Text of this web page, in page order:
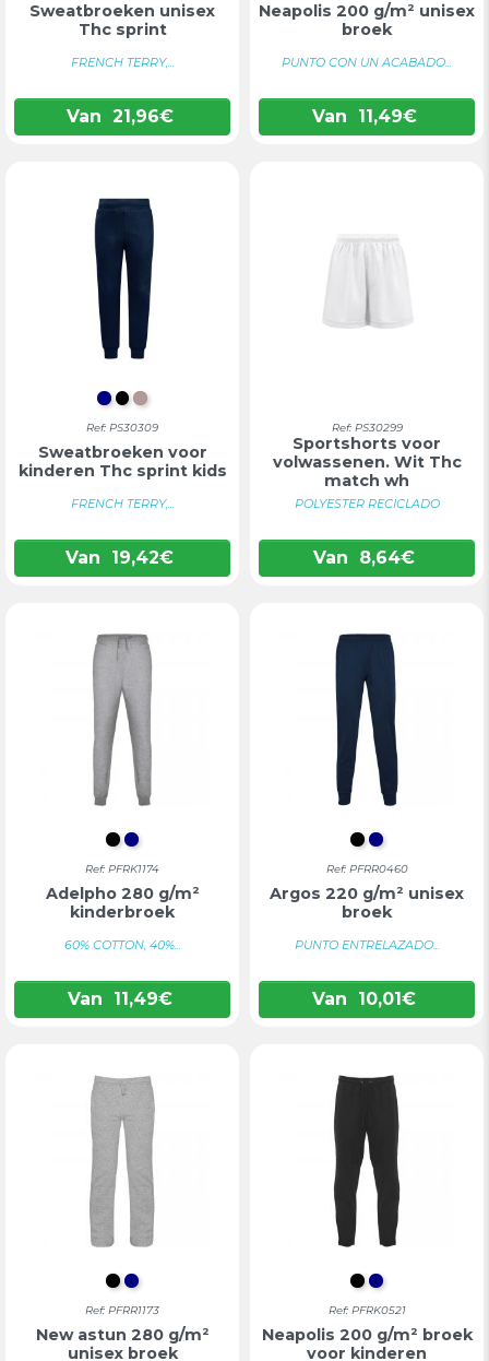
Sweatbroeken unisex
Thc sprint
FRENCH TERRY,...
Van 21,96€
Neapolis 200 g/m² unisex
broek
PUNTO CON UN ACABADO...
Van 11,49€
DONKERBLAUW
ZWART
GEMELEERD LICHTGRIJS
Ref: PS30309
Sweatbroeken voor
kinderen Thc sprint kids
FRENCH TERRY,...
Van 19,42€
Ref: PS30299
Sportshorts voor
volwassenen. Wit Thc
match wh
POLYESTER RECICLADO
Van 8,64€
INTENS ZWART
DONKERBLAUW
Ref: PFRK1174
Adelpho 280 g/m²
kinderbroek
60% COTTON, 40%...
Van 11,49€
INTENS
Ref: PFRR0460
Argos 220 g/m² unisex
broek
PUNTO ENTRELAZADO...
Van 10,01€
INTENS ZWART
DONKERBLAUW
Ref: PFRR1173
New astun 280 g/m²
unisex broek
INTENS
Ref: PFRK0521
Neapolis 200 g/m² broek
voor kinderen